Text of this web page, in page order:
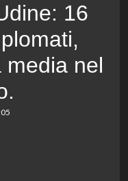
16
media nel